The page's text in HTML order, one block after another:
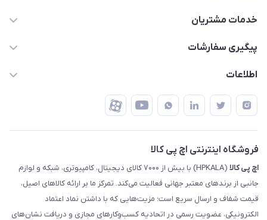
63 0000 43 - 021
تهران - طبقه سوم تجاری - پلاک 11014
خدمات مشتریان
قوانین و مقررات
ضمانت اصالت کالا
پیگیری سفارشات
رهگیری مرسولات پست
رهگیری مرسولات چاپار
رهگیری مرسولات ماهکس
اطلاعات
درباره ما
تماس با ما
فروشگاه اینترنتی اچ پی کالا
اچ‌ پی‌ کالا
(HPKALA) با بیش از ۷۰۰۰ کالای دیجیتال، کامپیوتری، شبکه و لوازم
جانبی از برندهای معتبر جهانی فعالیت می‌کند. تمرکز ما بر ارائه کالاهای اصیل،
قیمت شفاف و ارسال سریع است؛ مزیت‌هایی که با داشتن نماد اعتماد
الکترونیکی، عضویت رسمی در اتحادیه کسب‌وکارهای مجازی و دریافت نشان‌های